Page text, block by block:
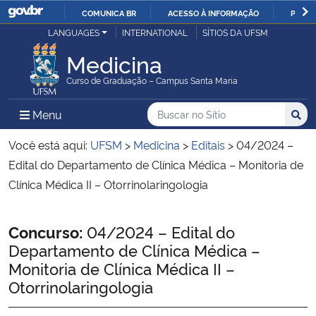
IR
O
COMUNICA BR ACESSO À INFORMAÇÃO
Ministério da Justiça e Segurança Pública
Ministério da Defesa
Ministério das Relações Exteriores
Ministério da Economia
Ministério da Agricultura, Pecuária e Abastecimento
Ministério da Educação
LANGUAGES INTERNATIONAL SÍTIOS DA UFSM
Medicina
Curso de Graduação – Campus Santa Maria
Menu Menu Principal do Sítio
Busca
Buscar no no Sítio
Busca:
Você está aqui: UFSM > Medicina > Editais >04/2024 –
Edital do Departamento de Clínica Médica – Monitoria de
Clínica Médica II – Otorrinolaringologia
Início do conteúdo
Concurso: 04/2024 – Edital do
Departamento de Clínica Médica –
Monitoria de Clínica Médica II –
Otorrinolaringologia